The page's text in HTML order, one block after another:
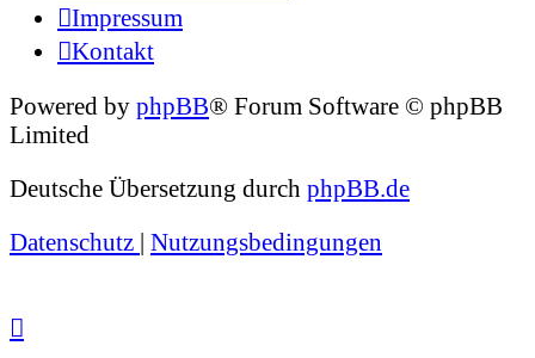
Impressum
Kontakt
Powered by phpBB® Forum Software © phpBB
Limited
Deutsche Übersetzung durch phpBB.de
Datenschutz | Nutzungsbedingungen